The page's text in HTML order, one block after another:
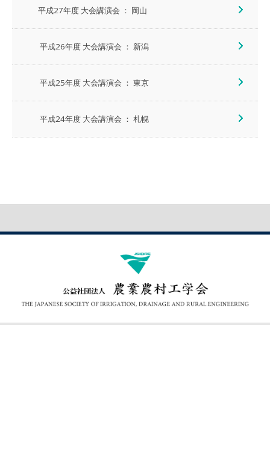
平成27年度 大会講演会 ： 岡山
平成26年度 大会講演会 ： 新潟
平成25年度 大会講演会 ： 東京
平成24年度 大会講演会 ： 札幌